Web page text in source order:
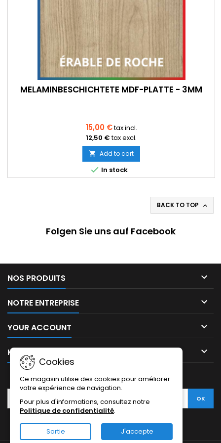
MELAMINBESCHICHTETE MDF-PLATTE - 3MM
15,00 €tax incl.
12,50 € tax excl.
 Add to cart
 In stock
BACK TO TOP 
Folgen Sie uns auf Facebook
NOS PRODUITS 
NOTRE ENTREPRISE 
YOUR ACCOUNT 
KONTAKT 
Cookies
Ce magasin utilise des cookies pour améliorer
votre expérience de navigation.
Pour plus d'informations, consultez notre
Politique de confidentialité.
Sortie J'accepte
NEWSLETTER